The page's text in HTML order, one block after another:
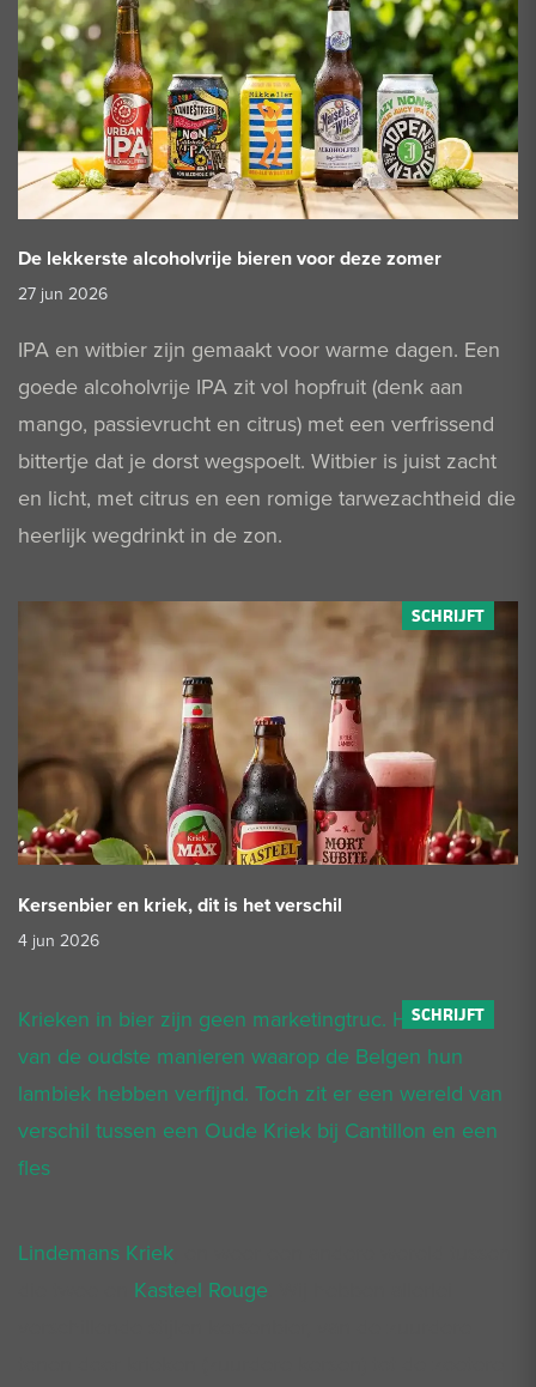
De lekkerste alcoholvrije bieren voor deze zomer
27 jun 2026
IPA en witbier zijn gemaakt voor warme dagen. Een
goede alcoholvrije IPA zit vol hopfruit (denk aan
mango, passievrucht en citrus) met een verfrissend
bittertje dat je dorst wegspoelt. Witbier is juist zacht
en licht, met citrus en een romige tarwezachtheid die
heerlijk wegdrinkt in de zon.
Kersenbier en kriek, dit is het verschil
4 jun 2026
Krieken in bier zijn geen marketingtruc. Het is een
van de oudste manieren waarop de Belgen hun
lambiek hebben verfijnd. Toch zit er een wereld van
verschil tussen een Oude Kriek bij Cantillon en een
fles
Lindemans Kriek
Kasteel Rouge